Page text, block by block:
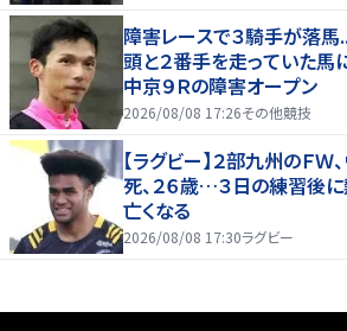
障害レースで３騎手が落
頭と２番手を走っていた馬
中京９Ｒの障害オープン
2026/08/08 17:26その他競技
【ラグビー】２部九州のＦＷ
死、２６歳…３日の練習後
亡くなる
2026/08/08 17:30ラグビー